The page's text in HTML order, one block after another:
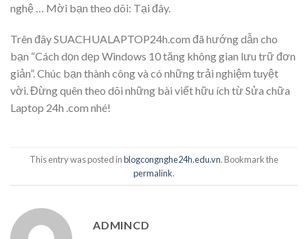
nghệ … Mời bạn theo dõi: Tại đây.
Trên đây SUACHUALAPTOP24h.com đã hướng dẫn cho
bạn “Cách dọn dẹp Windows 10 tăng không gian lưu trữ đơn
giản”. Chúc bạn thành công và có những trải nghiệm tuyệt
vời. Đừng quên theo dõi những bài viết hữu ích từ Sửa chữa
Laptop 24h .com nhé!
This entry was posted inblogcongnghe24h.edu.vn. Bookmark the
permalink.
ADMINCD